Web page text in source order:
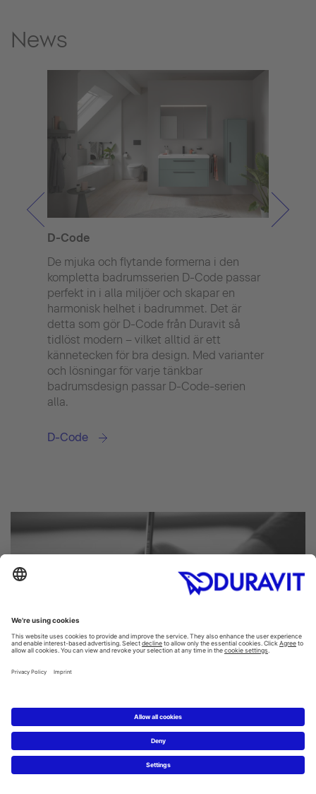
News
D-Code
De mjuka och flytande formerna i den
kompletta badrumsserien D-Code passar
perfekt in i alla miljöer och skapar en
harmonisk helhet i badrummet. Det är
detta som gör D-Code från Duravit så
tidlöst modern – vilket alltid är ett
kännetecken för bra design. Med varianter
och lösningar för varje tänkbar
badrumsdesign passar D-Code-serien
alla.
D-Code
PART OF THE
ARTISAN LINES